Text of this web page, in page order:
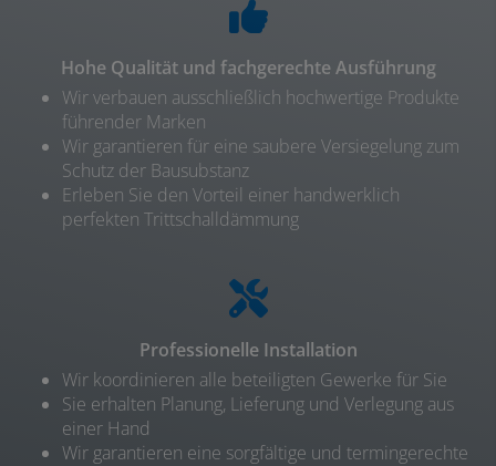
Hohe Qualität und fachgerechte Ausführung
Wir verbauen ausschließlich hochwertige Produkte
führender Marken
Wir garantieren für eine saubere Versiegelung zum
Schutz der Bausubstanz
Erleben Sie den Vorteil einer handwerklich
perfekten Trittschalldämmung
Professionelle Installation
Wir koordinieren alle beteiligten Gewerke für Sie
Sie erhalten Planung, Lieferung und Verlegung aus
einer Hand
Wir garantieren eine sorgfältige und termingerechte